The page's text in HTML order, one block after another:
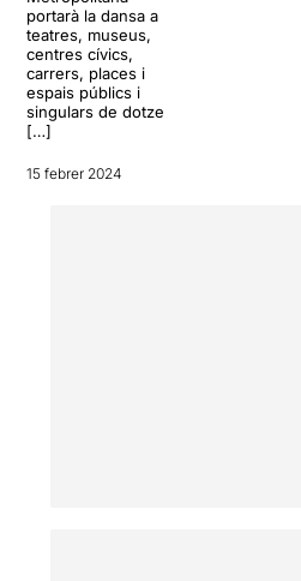
portarà la dansa a
teatres, museus,
centres cívics,
carrers, places i
espais públics i
singulars de dotze
[…]
15 febrer 2024